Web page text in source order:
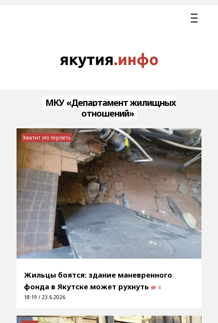
МКУ «Департамент жилищных
отношений»
Жильцы боятся: здание маневренного
фонда в Якутске может рухнуть
4
18:19 / 23.6.2026
Хватит это терпеть